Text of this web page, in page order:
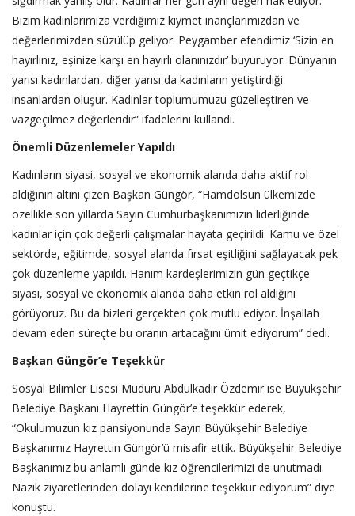
Bizim kadınlarımıza verdiğimiz kıymet inançlarımızdan ve
değerlerimizden süzülüp geliyor. Peygamber efendimiz ‘Sizin en
hayırlınız, eşinize karşı en hayırlı olanınızdır’ buyuruyor. Dünyanın
yarısı kadınlardan, diğer yarısı da kadınların yetiştirdiği
insanlardan oluşur. Kadınlar toplumumuzu güzelleştiren ve
vazgeçilmez değerleridir” ifadelerini kullandı.
Önemli Düzenlemeler Yapıldı
Kadınların siyasi, sosyal ve ekonomik alanda daha aktif rol
aldığının altını çizen Başkan Güngör, “Hamdolsun ülkemizde
özellikle son yıllarda Sayın Cumhurbaşkanımızın liderliğinde
kadınlar için çok değerli çalışmalar hayata geçirildi. Kamu ve özel
sektörde, eğitimde, sosyal alanda fırsat eşitliğini sağlayacak pek
çok düzenleme yapıldı. Hanım kardeşlerimizin gün geçtikçe
siyasi, sosyal ve ekonomik alanda daha etkin rol aldığını
görüyoruz. Bu da bizleri gerçekten çok mutlu ediyor. İnşallah
devam eden süreçte bu oranın artacağını ümit ediyorum” dedi.
Başkan Güngör’e Teşekkür
Sosyal Bilimler Lisesi Müdürü Abdulkadir Özdemir ise Büyükşehir
Belediye Başkanı Hayrettin Güngör’e teşekkür ederek,
“Okulumuzun kız pansiyonunda Sayın Büyükşehir Belediye
Başkanımız Hayrettin Güngör’ü misafir ettik. Büyükşehir Belediye
Başkanımız bu anlamlı günde kız öğrencilerimizi de unutmadı.
Nazik ziyaretlerinden dolayı kendilerine teşekkür ediyorum” diye
konuştu.